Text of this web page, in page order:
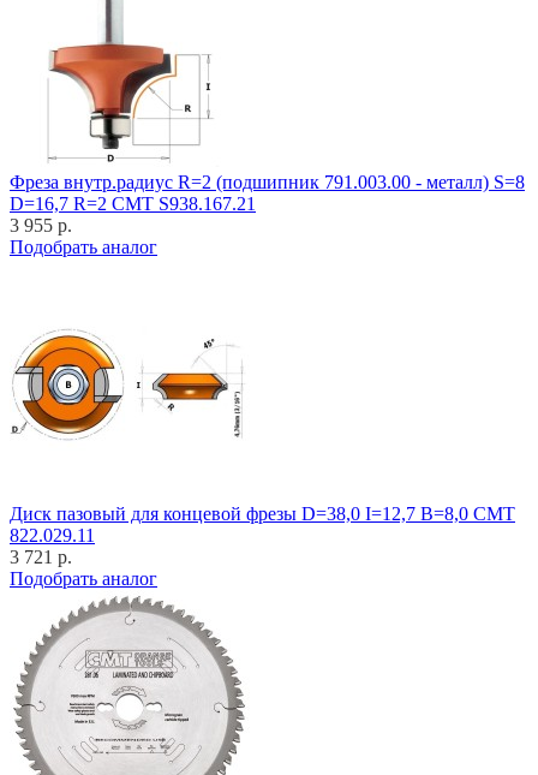
Фреза внутр.радиус R=2 (подшипник 791.003.00 - металл) S=8
D=16,7 R=2 CMT S938.167.21
3 955 р.
Подобрать аналог
Диск пазовый для концевой фрезы D=38,0 I=12,7 B=8,0 CMT
822.029.11
3 721 р.
Подобрать аналог